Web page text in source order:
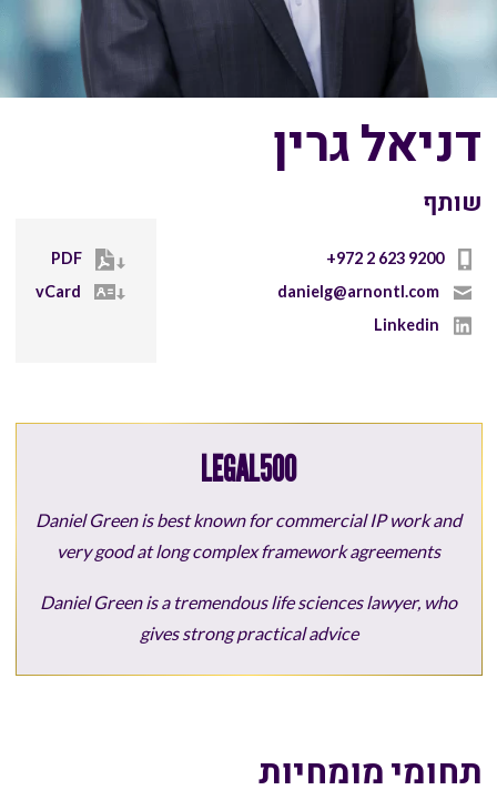
דניאל גרין
שותף
+972 2 623 9200
danielg@arnontl.com
Linkedin
PDF
vCard
LEGAL500
Daniel Green is best known for commercial IP work and
very good at long complex framework agreements
Daniel Green is a tremendous life sciences lawyer, who
gives strong practical advice
תחומי מומחיות